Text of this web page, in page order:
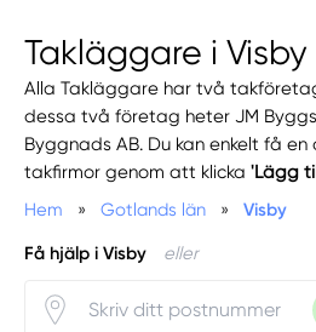
Takläggare i Visby
Alla Takläggare har två
dessa två företag heter JM
Byggnads AB. Du kan enkelt få
takfirmor genom att klicka'Lägg
Hem
» Gotlands län » Visby
Få hjälp i Visby eller